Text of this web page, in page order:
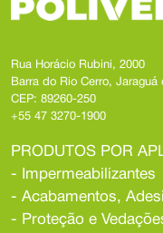
Rua Horácio Rubini, 2000
Barra do Rio Cerro, Jaraguá
CEP: 89260-250
+55 47 3270-1900
PRODUTOS POR
- Impermeabilizantes
- Acabamentos,
- Proteção e